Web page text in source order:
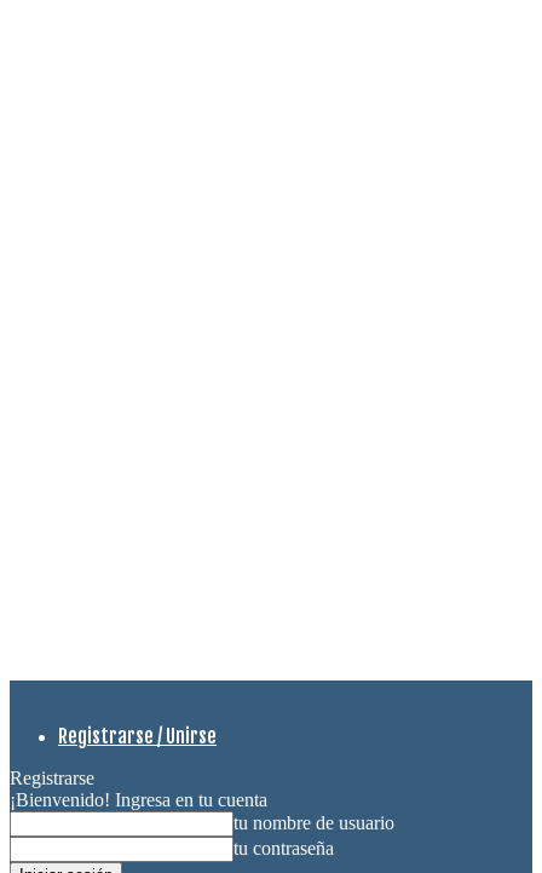
Registrarse / Unirse
Registrarse
¡Bienvenido! Ingresa en tu cuenta
tu nombre de usuario
tu contraseña